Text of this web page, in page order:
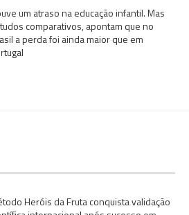
um atraso na educação infantil. Mas
comparativos, apontam que no
a perda foi ainda maior que em
Heróis da Fruta conquista validação